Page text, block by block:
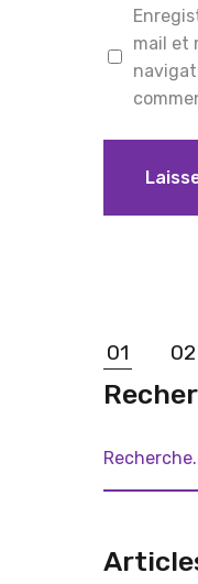
mail et
01 02